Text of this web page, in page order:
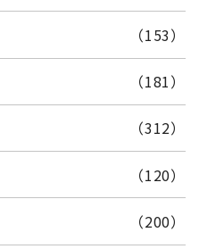
（153）
（181）
（312）
（120）
（200）